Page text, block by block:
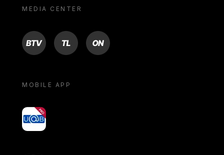
MEDIA CENTER
BTV TL ON
MOBILE APP
yoU@B